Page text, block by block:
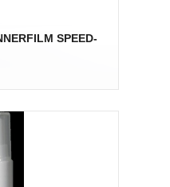
SPEED-